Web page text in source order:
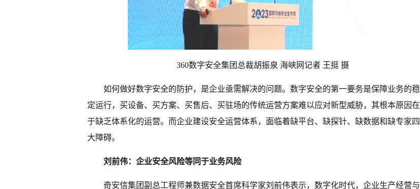
360数字安全集团总裁胡振泉 海峡网记者 王挺 摄
如何做好数字安全的防护，是企业亟需解决的问题。数字安全的第一要务是保障业务的稳
定运行，买设备、买方案、买售后、买驻场的传统运营方案难以应对新型威胁，其根本原因在
于缺乏体系化的运营。而企业建设安全运营体系，面临着缺平台、缺探针、缺数据和缺专家四
大障碍。
刘前伟：企业安全风险等同于业务风险
奇安信集团副总工程师兼数据安全首席科学家刘前伟表示，数字化时代，企业生产经营与